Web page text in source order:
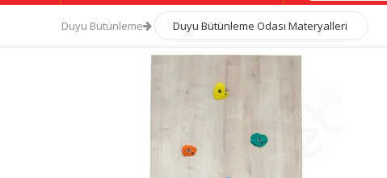
Duyu Bütünleme Duyu Bütünleme Odası Materyalleri